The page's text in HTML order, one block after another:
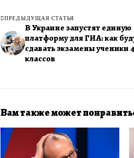
ПРЕДЫДУЩАЯ СТАТЬЯ
В Украине запустят единую
платформу для ГИА: как
сдавать экзамены ученики
классов
Вам также может